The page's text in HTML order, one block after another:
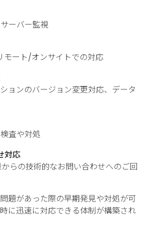
ーバー監視
モート/オンサイトでの対応
ョンのバージョン変更対応、データ
査や対処
対応
らの技術的なお問い合わせへのご回
題があった際の早期発見や対処が可
に迅速に対応できる体制が構築され